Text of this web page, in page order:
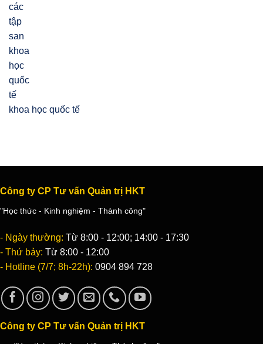
khoa học quốc tế
Công ty CP Tư vấn Quản trị HKT
"Học thức - Kinh nghiệm - Thành công"
- Ngày thường: Từ 8:00 - 12:00; 14:00 - 17:30
- Thứ bảy: Từ 8:00 - 12:00
- Hotline (7/7; 8h-22h): 0904 894 728
Công ty CP Tư vấn Quản trị HKT